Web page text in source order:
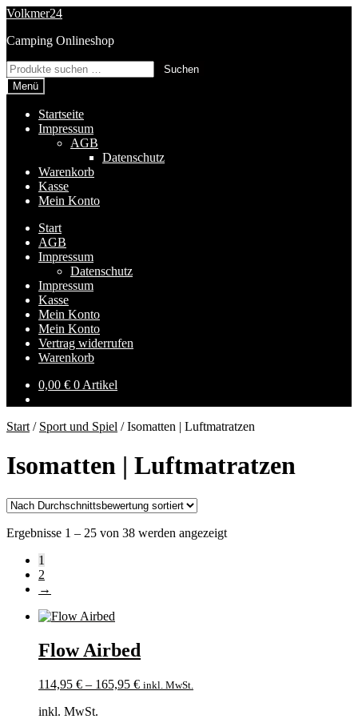
Zur
springen
Zum
springen
Volkmer24
Camping Onlineshop
Suchen
nach:
Suchen
Menü
Startseite
Impressum
AGB
Datenschutz
Warenkorb
Kasse
Mein Konto
Start
AGB
Impressum
Datenschutz
Impressum
Kasse
Mein Konto
Mein Konto
Vertrag widerrufen
Warenkorb
0,00 € 0 Artikel
Start / Sport und Spiel /Isomatten | Luftmatratzen
Isomatten | Luftmatratzen
Ergebnisse 1 – 25 von 38 werden angezeigtNach
1
2
→
Flow Airbed
114,95 € – 165,95 € inkl. MwSt.
inkl. MwSt.